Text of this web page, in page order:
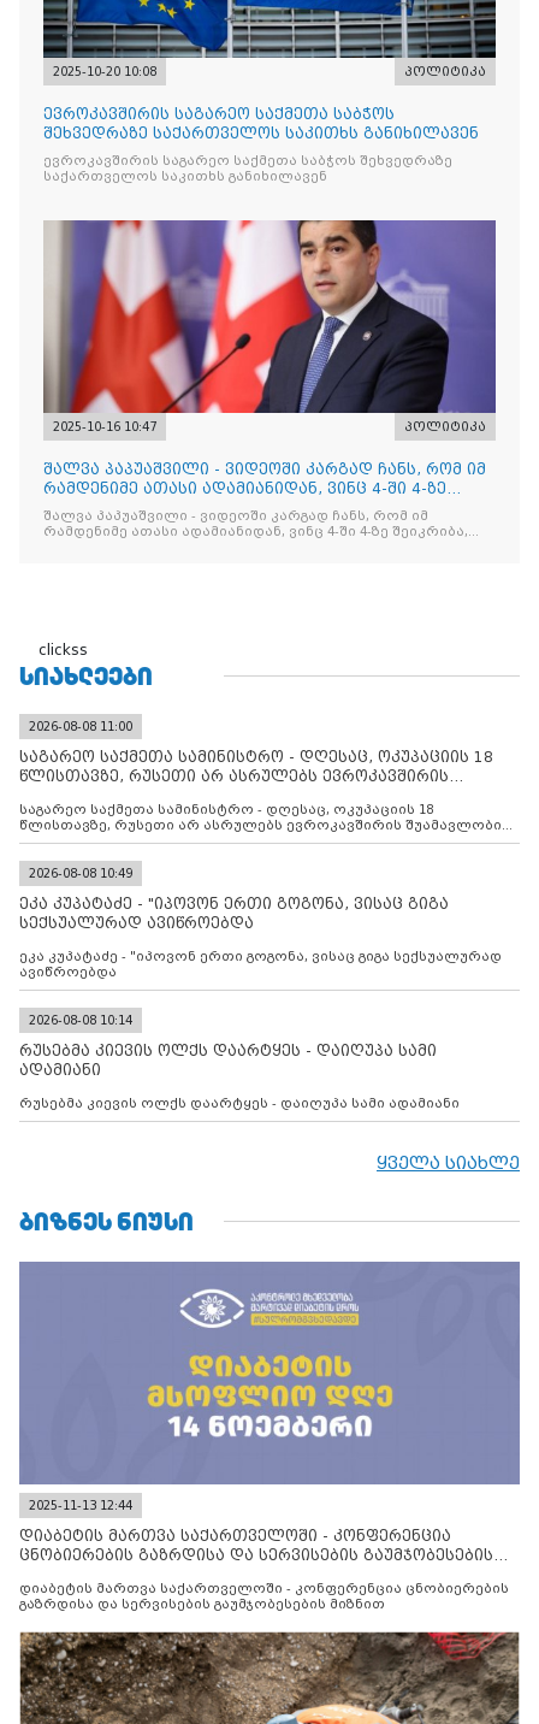
2025-10-20 10:08 პოლიტიკა
ევროკავშირის საგარეო საქმეთა საბჭოს
შეხვედრაზე საქართველოს საკითხს განიხილავენ
ევროკავშირის საგარეო საქმეთა საბჭოს შეხვედრაზე
საქართველოს საკითხს განიხილავენ
2025-10-16 10:47 პოლიტიკა
შალვა პაპუაშვილი - ვიდეოში კარგად ჩანს, რომ იმ
რამდენიმე ათასი ადამიანიდან, ვინც 4-ში 4-ზე
შეიკრიბა,
შალვა პაპუაშვილი - ვიდეოში კარგად ჩანს, რომ იმ
რამდენიმე ათასი ადამიანიდან, ვინც 4-ში 4-ზე შეიკრიბა,
clickss
ᲡᲘᲐᲮᲚᲔᲔᲑᲘ
2026-08-08 11:00
საგარეო საქმეთა სამინისტრო - დღესაც, ოკუპაციის 18
წლისთავზე, რუსეთი არ ასრულებს ევროკავშირის
საგარეო საქმეთა სამინისტრო - დღესაც, ოკუპაციის 18
წლისთავზე, რუსეთი არ ასრულებს ევროკავშირის შუამავლობით
დადებულ 2008 წლის 12 აგვისტოს ცეცხლის შეწყვეტის
კონტროლს ოკუპირებულ რეგიონებში, აგრძელებს მათი
მილიტარიზაციის პროცესს და აქტიურად დგამს ნაბიჯებს მათი
ფაქტობრივი ანექსიისკენ
2026-08-08 10:49
ეკა კუპატაძე - "იპოვონ ერთი გოგონა, ვისაც გიგა
სექსუალურად ავიწროებდა
ეკა კუპატაძე - "იპოვონ ერთი გოგონა, ვისაც გიგა სექსუალურად
ავიწროებდა
2026-08-08 10:14
რუსებმა კიევის ოლქს დაარტყეს - დაიღუპა სამი
ადამიანი
რუსებმა კიევის ოლქს დაარტყეს - დაიღუპა სამი ადამიანი
ყველა სიახლე
ᲑᲘᲖᲜᲔᲡ ᲜᲘᲣᲡᲘ
2025-11-13 12:44
დიაბეტის მართვა საქართველოში - კონფერენცია
ცნობიერების გაზრდისა და სერვისების გაუმჯობესების
დიაბეტის მართვა საქართველოში - კონფერენცია ცნობიერების
გაზრდისა და სერვისების გაუმჯობესების მიზნით